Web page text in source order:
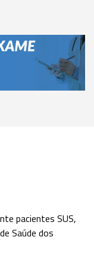
pacientes SUS,
Saúde dos